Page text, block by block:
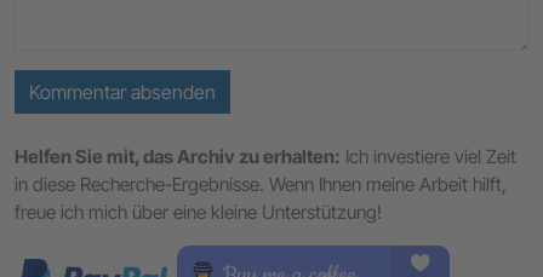
Kommentar absenden
Helfen Sie mit, das Archiv zu erhalten: Ich investiere viel Zeit
in diese Recherche-Ergebnisse. Wenn Ihnen meine Arbeit hilft,
freue ich mich über eine kleine Unterstützung!